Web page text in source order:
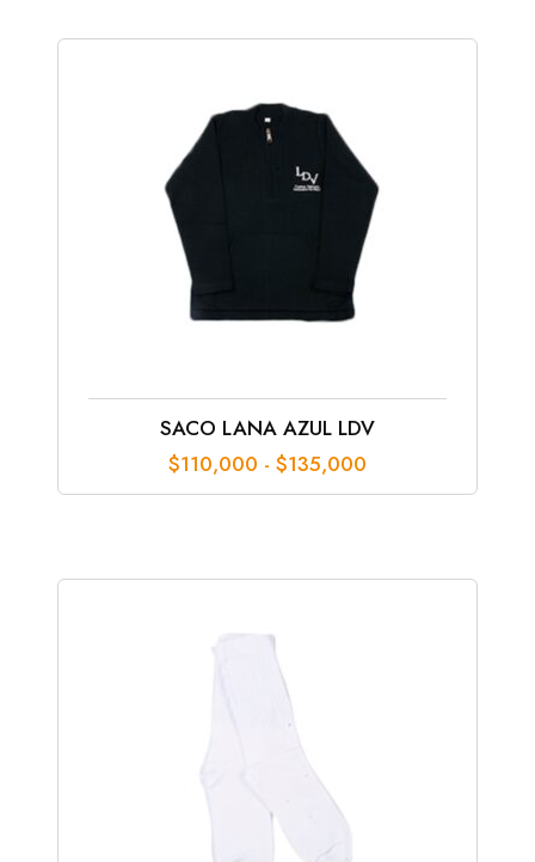
SACO LANA AZUL LDV
$110,000 - $135,000
de
hasta